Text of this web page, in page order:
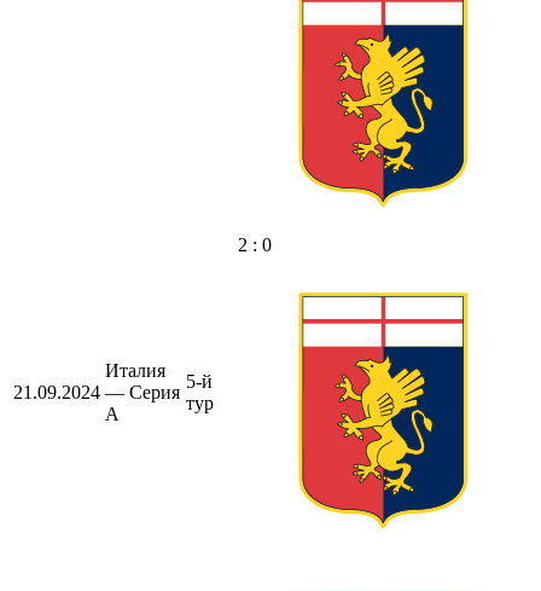
21.09.2024
Италия
— Серия
А
5-й
тур
2 : 0